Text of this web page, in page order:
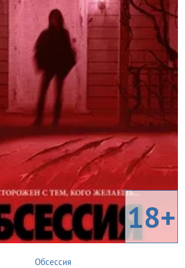
18+
Обсессия